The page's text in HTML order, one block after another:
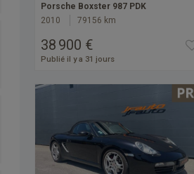
Porsche Boxster 987 PDK
2010
79156 km
38 900 €
Publié il y a 31 jours